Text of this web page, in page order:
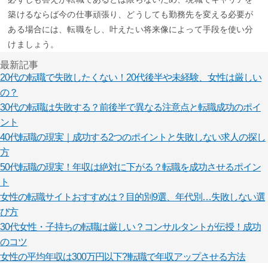
築けるならば今の仕事頑張り、どうしても勤務先を変える必要が
ある場合には、転職をし、叶えたい将来像によって手段を使い分
けましょう。
最新記事
20代の転職で失敗したくない！20代後半や未経験、女性は厳しい
の？
30代の転職は失敗する？前後半で異なる注意点と転職成功のポイ
ント
40代転職の現実｜成功する2つのポイントと失敗しない求人の探し
方
50代転職の現実！年収は絶対に下がる？転職を成功させるポイン
ト
女性の転職サイトおすすめは？目的別9選、年代別…失敗しない選
び方
30代女性・子持ちの転職は厳しい？コンサルタントが伝授！成功
のコツ
女性の平均年収は300万円以下?!転職で年収アップさせる方法